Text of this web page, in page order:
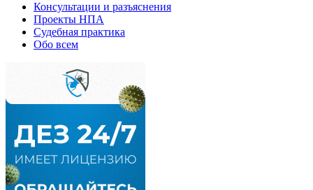
Консультации и разъяснения
Проекты НПА
Судебная практика
Обо всем